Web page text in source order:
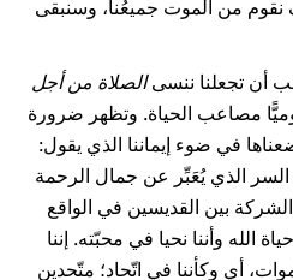
من الموت جميعُنا، وسنبقى
أن تجعلنا ننسىالصلاة من أجل
مصاعب الحياة. وتظهر ضرورة
في ضوء إيماننا الذي يقول:
الذي يُعَبِّر عن جمال الرحمة
بين القديسين في الواقع
الله وأننا نحيا في محبّته. إننا
أي وكأننا في اتّحاد؛ متّحدين